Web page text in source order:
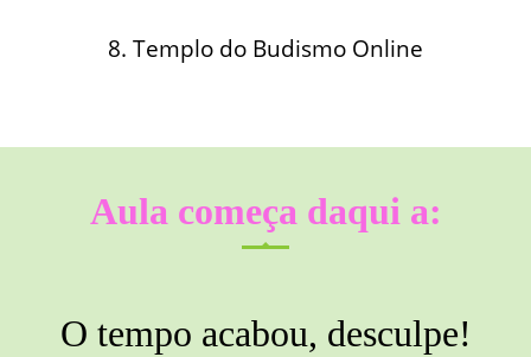
8. Templo do Budismo Online
Aula começa daqui a:
O tempo acabou, desculpe!